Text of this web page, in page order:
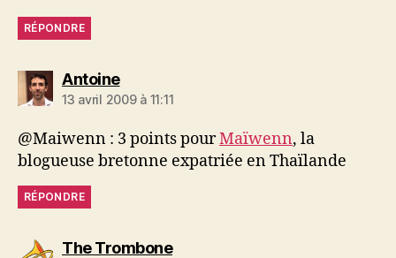
RÉPONDRE
Antoinedit :
13 avril 2009 à 11:11
@Maiwenn : 3 points pourMaïwenn, la
blogueuse bretonne expatriée en Thaïlande
RÉPONDRE
The Trombonedit :